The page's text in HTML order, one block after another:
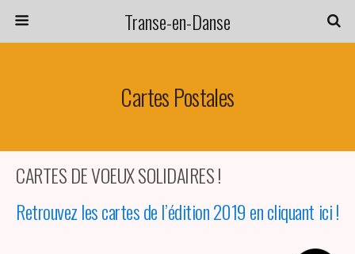
Transe-en-Danse
Cartes Postales
CARTES DE VOEUX SOLIDAIRES !
Retrouvez les cartes de l’édition 2019 en cliquant ici !